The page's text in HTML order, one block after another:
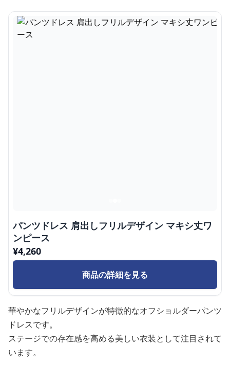
パンツドレス 肩出しフリルデザイン マキシ丈ワ
ンピース
¥4,260
商品の詳細を見る
華やかなフリルデザインが特徴的なオフショルダーパンツ
ドレスです。
ステージでの存在感を高める美しい衣装として注目されて
います。